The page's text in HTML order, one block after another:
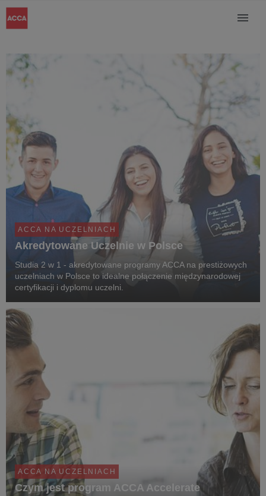
ACCA NA UCZELNIACH
Akredytowane Uczelnie w Polsce
Studia 2 w 1 - akredytowane programy ACCA na prestiżowych
uczelniach w Polsce to idealne połączenie międzynarodowej
certyfikacji i dyplomu uczelni.
ACCA NA UCZELNIACH
Czym jest program ACCA Accelerate